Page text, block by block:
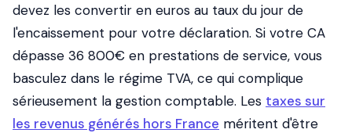
devez les convertir en euros au taux du jour de
l'encaissement pour votre déclaration. Si votre CA
dépasse 36 800€ en prestations de service, vous
basculez dans le régime TVA, ce qui complique
sérieusement la gestion comptable. Les taxes sur
les revenus générés hors France méritent d'être